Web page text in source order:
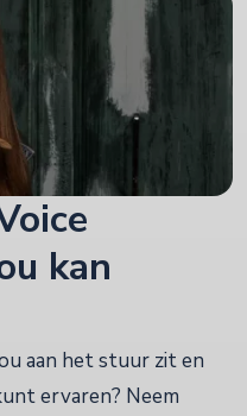
kan
aan het stuur zit en
ervaren? Neem